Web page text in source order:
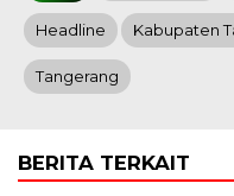
Headline Kabupaten
Tangerang
BERITA TERKAIT